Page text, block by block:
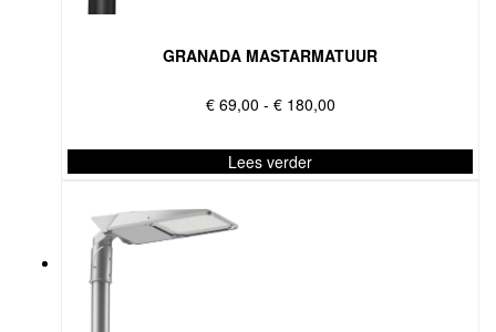
GRANADA MASTARMATUUR
€69,00 - €180,00Prijsklasse:
tot
€ 180,00
Lees verder
product
heeft
meerdere
variaties.